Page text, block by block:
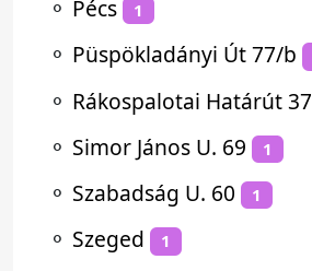
⚬ Pécs 1
⚬ Püspökladányi Út 77/b
⚬ Rákospalotai Határút 37
⚬ Simor János U. 69 1
⚬ Szabadság U. 60 1
⚬ Szeged 1